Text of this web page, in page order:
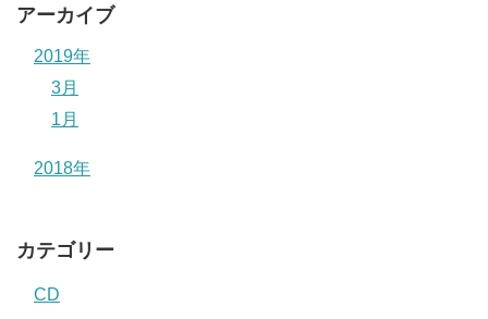
アーカイブ
2019年
3月
1月
2018年
カテゴリー
CD